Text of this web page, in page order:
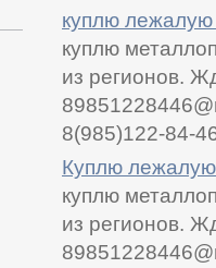
куплю лежалую
куплю
из регионов.
8(985)122-84-
Куплю лежалую
куплю
из регионов.